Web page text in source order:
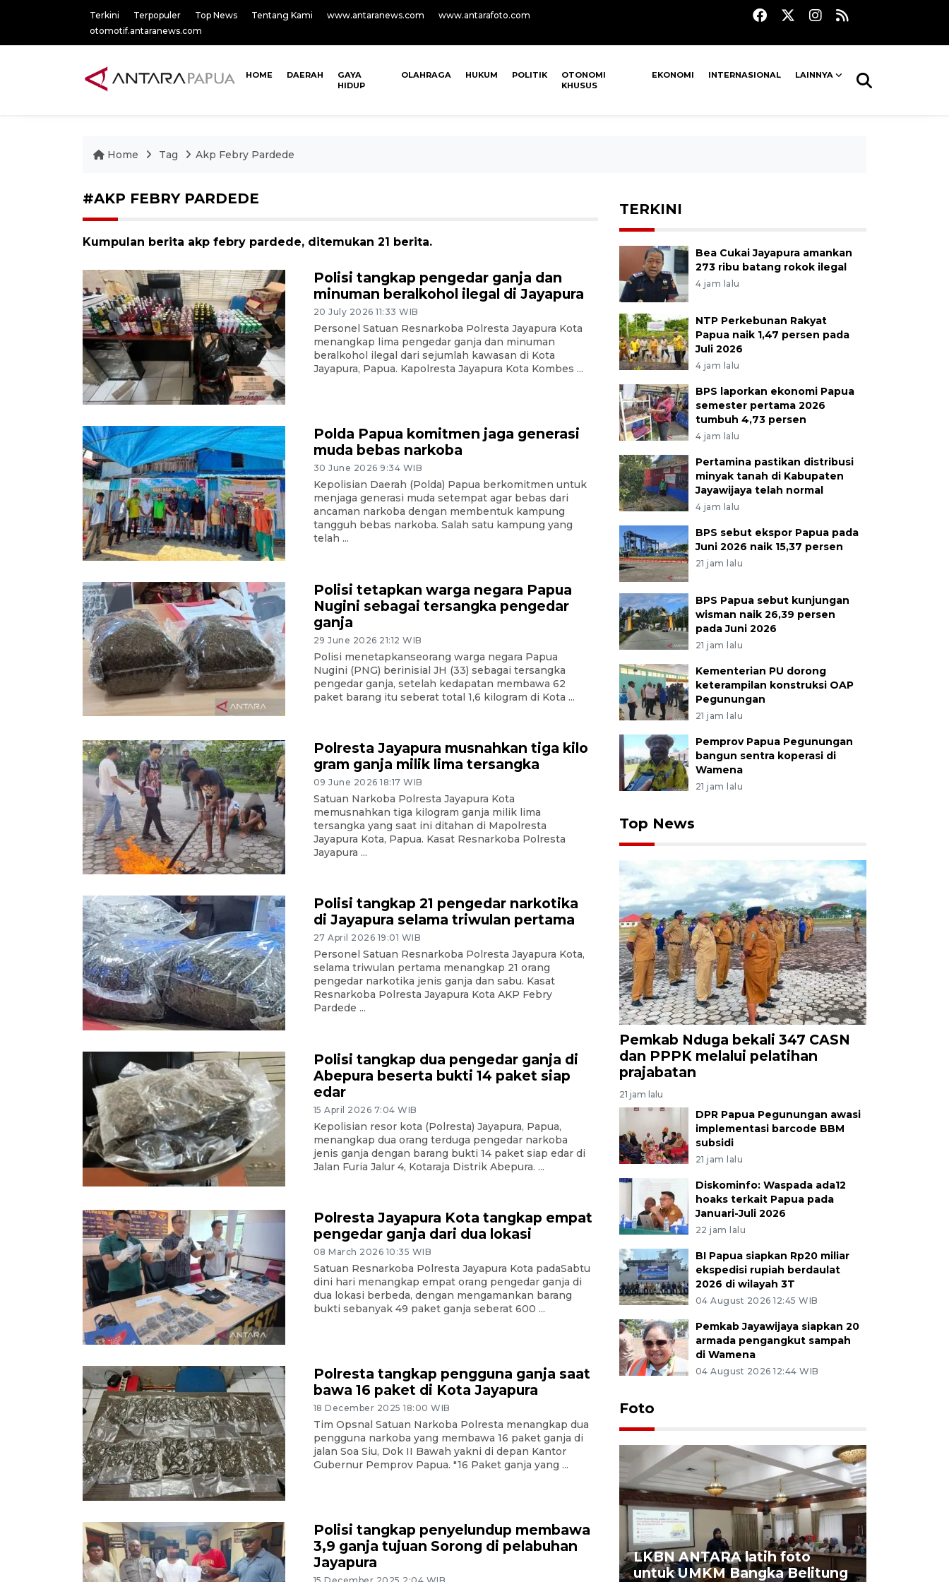
Terkini Terpopuler Top News Tentang Kami www.antaranews.com
www.antarafoto.com
otomotif.antaranews.com
HOME DAERAH
GAYA
HIDUP
OLAHRAGA HUKUM POLITIK
OTONOMI
KHUSUS
EKONOMI INTERNASIONAL LAINNYA
Home Tag Akp Febry Pardede
#AKP FEBRY PARDEDE
Kumpulan berita akp febry pardede, ditemukan 21 berita.
Polisi tangkap pengedar ganja dan
minuman beralkohol ilegal di Jayapura
20 July 2026 11:33 WIB
Personel Satuan Resnarkoba Polresta Jayapura Kota
menangkap lima pengedar ganja dan minuman
beralkohol ilegal dari sejumlah kawasan di Kota
Jayapura, Papua. Kapolresta Jayapura Kota Kombes ...
Polda Papua komitmen jaga generasi
muda bebas narkoba
30 June 2026 9:34 WIB
Kepolisian Daerah (Polda) Papua berkomitmen untuk
menjaga generasi muda setempat agar bebas dari
ancaman narkoba dengan membentuk kampung
tangguh bebas narkoba. Salah satu kampung yang
telah ...
Polisi tetapkan warga negara Papua
Nugini sebagai tersangka pengedar
ganja
29 June 2026 21:12 WIB
Polisi menetapkanseorang warga negara Papua
Nugini (PNG) berinisial JH (33) sebagai tersangka
pengedar ganja, setelah kedapatan membawa 62
paket barang itu seberat total 1,6 kilogram di Kota ...
Polresta Jayapura musnahkan tiga kilo
gram ganja milik lima tersangka
09 June 2026 18:17 WIB
Satuan Narkoba Polresta Jayapura Kota
memusnahkan tiga kilogram ganja milik lima
tersangka yang saat ini ditahan di Mapolresta
Jayapura Kota, Papua. Kasat Resnarkoba Polresta
Jayapura ...
Polisi tangkap 21 pengedar narkotika
di Jayapura selama triwulan pertama
27 April 2026 19:01 WIB
Personel Satuan Resnarkoba Polresta Jayapura Kota,
selama triwulan pertama menangkap 21 orang
pengedar narkotika jenis ganja dan sabu. Kasat
Resnarkoba Polresta Jayapura Kota AKP Febry
Pardede ...
Polisi tangkap dua pengedar ganja di
Abepura beserta bukti 14 paket siap
edar
15 April 2026 7:04 WIB
Kepolisian resor kota (Polresta) Jayapura, Papua,
menangkap dua orang terduga pengedar narkoba
jenis ganja dengan barang bukti 14 paket siap edar di
Jalan Furia Jalur 4, Kotaraja Distrik Abepura. ...
Polresta Jayapura Kota tangkap empat
pengedar ganja dari dua lokasi
08 March 2026 10:35 WIB
Satuan Resnarkoba Polresta Jayapura Kota padaSabtu
dini hari menangkap empat orang pengedar ganja di
dua lokasi berbeda, dengan mengamankan barang
bukti sebanyak 49 paket ganja seberat 600 ...
Polresta tangkap pengguna ganja saat
bawa 16 paket di Kota Jayapura
18 December 2025 18:00 WIB
Tim Opsnal Satuan Narkoba Polresta menangkap dua
pengguna narkoba yang membawa 16 paket ganja di
jalan Soa Siu, Dok II Bawah yakni di depan Kantor
Gubernur Pemprov Papua. "16 Paket ganja yang ...
Polisi tangkap penyelundup membawa
3,9 ganja tujuan Sorong di pelabuhan
Jayapura
TERKINI
Bea Cukai Jayapura amankan
273 ribu batang rokok ilegal
4 jam lalu
NTP Perkebunan Rakyat
Papua naik 1,47 persen pada
Juli 2026
4 jam lalu
BPS laporkan ekonomi Papua
semester pertama 2026
tumbuh 4,73 persen
4 jam lalu
Pertamina pastikan distribusi
minyak tanah di Kabupaten
Jayawijaya telah normal
4 jam lalu
BPS sebut ekspor Papua pada
Juni 2026 naik 15,37 persen
21 jam lalu
BPS Papua sebut kunjungan
wisman naik 26,39 persen
pada Juni 2026
21 jam lalu
Kementerian PU dorong
keterampilan konstruksi OAP
Pegunungan
21 jam lalu
Pemprov Papua Pegunungan
bangun sentra koperasi di
Wamena
21 jam lalu
Top News
Pemkab Nduga bekali 347 CASN
dan PPPK melalui pelatihan
prajabatan
21 jam lalu
DPR Papua Pegunungan awasi
implementasi barcode BBM
subsidi
21 jam lalu
Diskominfo: Waspada ada12
hoaks terkait Papua pada
Januari-Juli 2026
22 jam lalu
BI Papua siapkan Rp20 miliar
ekspedisi rupiah berdaulat
2026 di wilayah 3T
04 August 2026 12:45 WIB
Pemkab Jayawijaya siapkan 20
armada pengangkut sampah
di Wamena
04 August 2026 12:44 WIB
Foto
Antara Biro Papua
bersilahturahmi dengan
Pendam XVII/Cenderawasih
LKBN ANTARA latih foto
untuk UMKM Bangka Belitung